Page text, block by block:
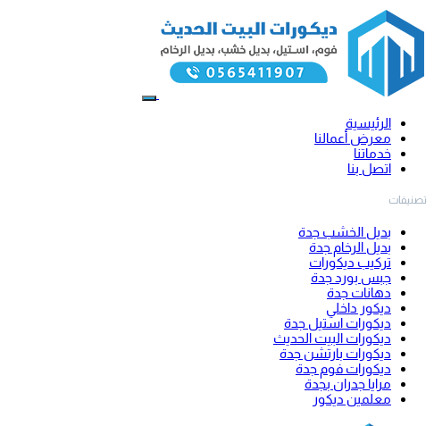
الرئيسية
معرض أعمالنا
خدماتنا
اتصل بنا
تصنيفات
بديل الخشب جدة
بديل الرخام جدة
تركيب ديكورات
جبس بورد جدة
دهانات جدة
ديكور داخلي
ديكورات استيل جدة
ديكورات البيت الحديث
ديكورات بارتشن جدة
ديكورات فوم جدة
مرايا جدران بجدة
معلمين ديكور